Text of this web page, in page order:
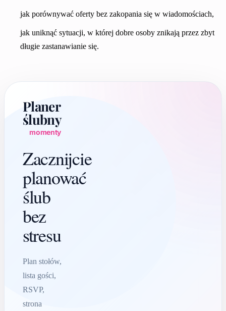
jak porównywać oferty bez zakopania się w wiadomościach,
jak uniknąć sytuacji, w której dobre osoby znikają przez zbyt
długie zastanawianie się.
Planer
ślubny
momenty
Zacznijcie
planować
ślub
bez
stresu
Plan stołów,
lista gości,
RSVP,
strona